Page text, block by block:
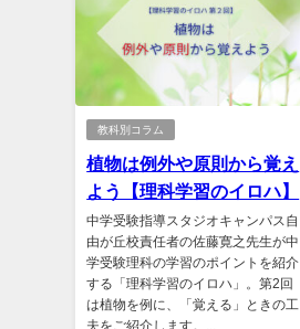
教科別コラム
植物は例外や原則から覚え
よう【理科学習のイロハ】
中学受験指導スタジオキャンパス自
由が丘校責任者の佐藤寛之先生が中
学受験理科の学習のポイントを紹介
する「理科学習のイロハ」。第2回
は植物を例に、「覚える」ときの工
夫をご紹介します。...